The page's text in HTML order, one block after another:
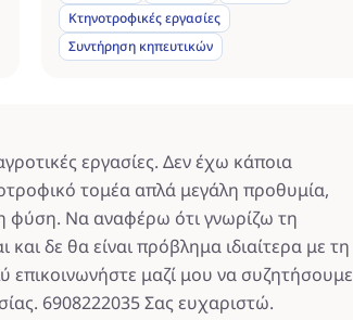
Κτηνοτροφικές εργασίες
Συντήρηση κηπευτικών
εργασίες. Δεν έχω κάποια
τομέα απλά μεγάλη προθυμία,
φύση. Να αναφέρω ότι γνωρίζω τη
δε θα είναι πρόβλημα ιδιαίτερα με τη
μαζί μου να συζητήσουμε
6908222035 Σας ευχαριστώ.